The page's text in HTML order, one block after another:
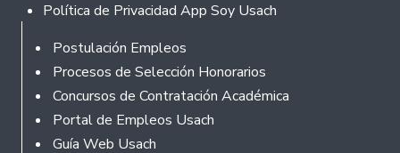
Política de Privacidad App Soy Usach
Rodapé
Postulación Empleos
Procesos de Selección Honorarios
Concursos de Contratación Académica
Portal de Empleos Usach
Guía Web Usach